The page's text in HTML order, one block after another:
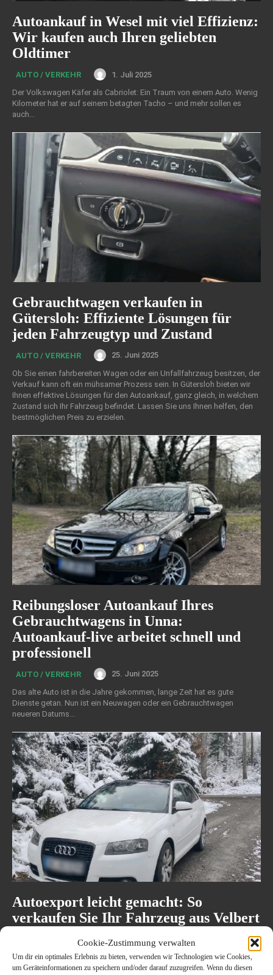
Cookie-Zustimmung verwalten
Um dir ein optimales Erlebnis zu bieten, verwenden wir Technologien wie Cookies,
um Geräteinformationen zu speichern und/oder darauf zuzugreifen. Wenn du diesen
Autoankauf in Wesel mit viel Effizienz:
Wir kaufen auch Ihren geliebten
Oldtimer
AUTO / VERKEHR
1. Juli 2025
Der Volkswagen Käfer als Cabriolet: Ein Traum von einem Auto. Wenig
Kilometer hat er auf seinem betagten Tacho – und mehr sollen es
auch...
Gebrauchtwagen verkaufen in
Gütersloh: Effiziente Lösungen für
jeden Fahrzeugtyp und Zustand
AUTO / VERKEHR
25. Juni 2025
Ob Sie einen fahrbereiten Wagen oder ein Unfallfahrzeug besitzen, der
Verkauf kann oft ein mühsamer Prozess sein. In Gütersloh bieten wir
Ihnen effektive Lösungen für den Autoankauf, ganz gleich, in welchem
Zustand sich Ihr Fahrzeug befindet. Lassen Sie uns Ihnen helfen, den
bestmöglichen Preis zu erzielen.
Reibungsloser Autoankauf Ihres
Gebrauchtwagens in Unna:
Autoankauf-live arbeitet schnell und
professionell
AUTO / VERKEHR
25. Juni 2025
Das alte Auto ist in die Jahre gekommen, lange Zeit hat es gute
Dienste getan. Nun ist ein Neuwagen oder ein Gebrauchtwagen
neueren Datums...
Autoexport leicht gemacht: So
verkaufen Sie Ihr Fahrzeug aus Velbert
AUTO / VERKEHR
25. Juni 2025
Der Autoexport kann eine lukrative Option sein, besonders wenn Ihr